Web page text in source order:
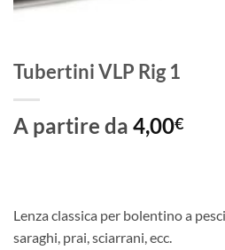
Tubertini VLP Rig 1
A partire da 4,00€
Lenza classica per bolentino a
saraghi, prai, sciarrani, ecc.